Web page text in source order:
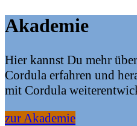
Akademie
Hier kannst Du mehr
Cordula erfahren und
mit Cordula
zur Akademie